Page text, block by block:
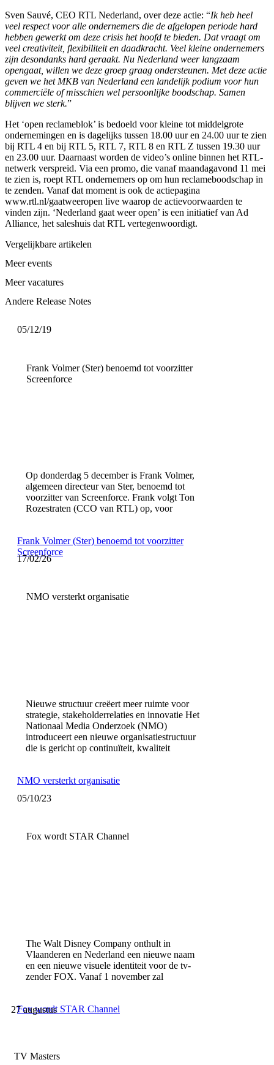
Sven Sauvé, CEO RTL Nederland, over deze actie: “Ik heb heel
veel respect voor alle ondernemers die de afgelopen periode hard
hebben gewerkt om deze crisis het hoofd te bieden. Dat vraagt om
veel creativiteit, flexibiliteit en daadkracht. Veel kleine ondernemers
zijn desondanks hard geraakt. Nu Nederland weer langzaam
opengaat, willen we deze groep graag ondersteunen. Met deze actie
geven we het MKB van Nederland een landelijk podium voor hun
commerciële of misschien wel persoonlijke boodschap. Samen
blijven we sterk.”
Het ‘open reclameblok’ is bedoeld voor kleine tot middelgrote
ondernemingen en is dagelijks tussen 18.00 uur en 24.00 uur te zien
bij RTL 4 en bij RTL 5, RTL 7, RTL 8 en RTL Z tussen 19.30 uur
en 23.00 uur. Daarnaast worden de video’s online binnen het RTL-
netwerk verspreid. Via een promo, die vanaf maandagavond 11 mei
te zien is, roept RTL ondernemers op om hun reclameboodschap in
te zenden. Vanaf dat moment is ook de actiepagina
www.rtl.nl/gaatweeropen live waarop de actievoorwaarden te
vinden zijn. ‘Nederland gaat weer open’ is een initiatief van Ad
Alliance, het saleshuis dat RTL vertegenwoordigt.
Vergelijkbare artikelen
Meer events
Meer vacatures
Andere Release Notes
05/12/19
Frank Volmer (Ster) benoemd tot voorzitter
Screenforce
Op donderdag 5 december is Frank Volmer,
algemeen directeur van Ster, benoemd tot
voorzitter van Screenforce. Frank volgt Ton
Rozestraten (CCO van RTL) op, voor
Frank Volmer (Ster) benoemd tot voorzitter
Screenforce
17/02/26
NMO versterkt organisatie
Nieuwe structuur creëert meer ruimte voor
strategie, stakeholderrelaties en innovatie Het
Nationaal Media Onderzoek (NMO)
introduceert een nieuwe organisatiestructuur
die is gericht op continuïteit, kwaliteit
NMO versterkt organisatie
05/10/23
Fox wordt STAR Channel
The Walt Disney Company onthult in
Vlaanderen en Nederland een nieuwe naam
en een nieuwe visuele identiteit voor de tv-
zender FOX. Vanaf 1 november zal
Fox wordt STAR Channel
27 augustus
TV Masters